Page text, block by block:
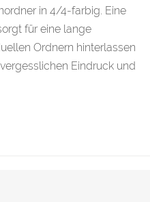
in 4/4-farbig. Eine
für eine lange
Ordnern hinterlassen
Eindruck und